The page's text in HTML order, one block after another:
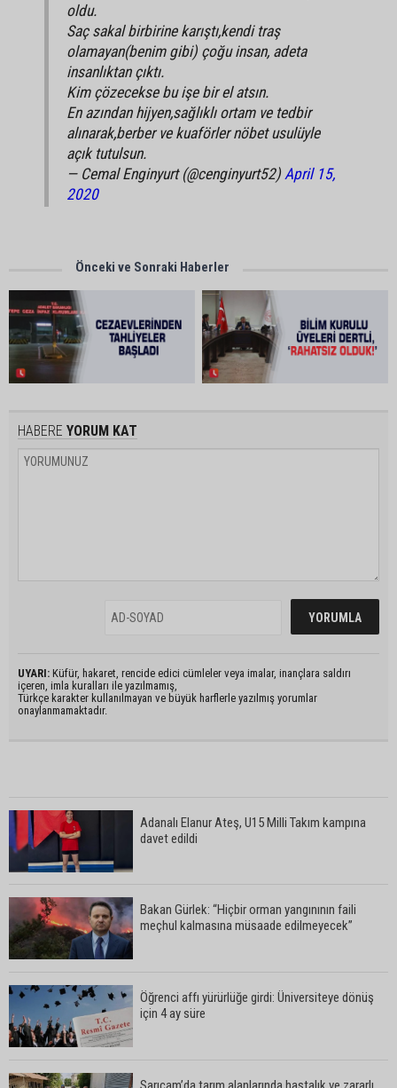
oldu.
Saç sakal birbirine karıştı,kendi traş
olamayan(benim gibi) çoğu insan, adeta
insanlıktan çıktı.
Kim çözecekse bu işe bir el atsın.
En azından hijyen,sağlıklı ortam ve tedbir
alınarak,berber ve kuaförler nöbet usulüyle
açık tutulsun.
— Cemal Enginyurt (@cenginyurt52) April 15,
2020
Önceki ve Sonraki Haberler
HABERE YORUM KAT
UYARI: Küfür, hakaret, rencide edici cümleler veya imalar, inançlara saldırı
içeren, imla kuralları ile yazılmamış,
Türkçe karakter kullanılmayan ve büyük harflerle yazılmış yorumlar
onaylanmamaktadır.
Adanalı Elanur Ateş, U15 Milli Takım kampına
davet edildi
Bakan Gürlek: “Hiçbir orman yangınının faili
meçhul kalmasına müsaade edilmeyecek”
Öğrenci affı yürürlüğe girdi: Üniversiteye dönüş
için 4 ay süre